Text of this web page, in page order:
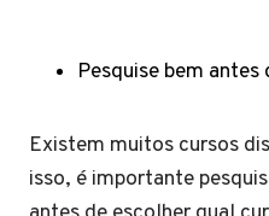
Pesquise bem
Existem muitos cursos
isso, é importante